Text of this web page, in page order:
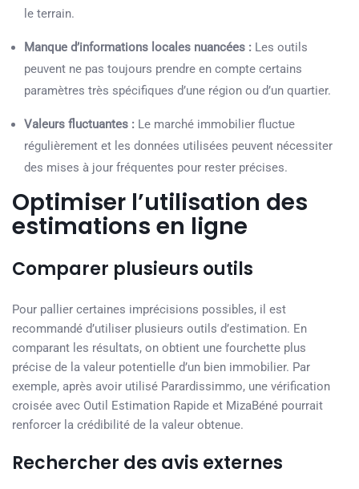
le terrain.
Manque d’informations locales nuancées : Les outils
peuvent ne pas toujours prendre en compte certains
paramètres très spécifiques d’une région ou d’un quartier.
Valeurs fluctuantes : Le marché immobilier fluctue
régulièrement et les données utilisées peuvent nécessiter
des mises à jour fréquentes pour rester précises.
Optimiser l’utilisation des
estimations en ligne
Comparer plusieurs outils
Pour pallier certaines imprécisions possibles, il est
recommandé d’utiliser plusieurs outils d’estimation. En
comparant les résultats, on obtient une fourchette plus
précise de la valeur potentielle d’un bien immobilier. Par
exemple, après avoir utilisé Parardissimmo, une vérification
croisée avec Outil Estimation Rapide et MizaBéné pourrait
renforcer la crédibilité de la valeur obtenue.
Rechercher des avis externes